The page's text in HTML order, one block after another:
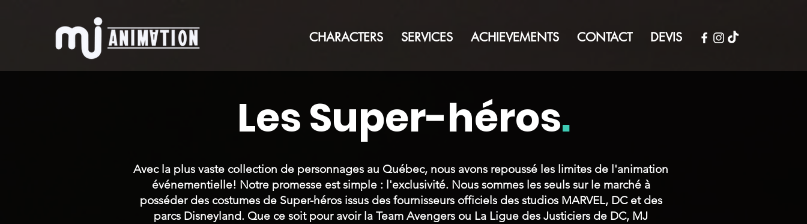
CHARACTERS SERVICES ACHIEVEMENTS CONTACT DEVIS
Les Super-héros.
Avec la plus vaste collection de personnages au Québec, nous avons repoussé les limites de l'animation
événementielle! Notre promesse est simple : l'exclusivité. Nous sommes les seuls sur le marché à
posséder des costumes de Super-héros issus des fournisseurs officiels des studios MARVEL, DC et des
parcs Disneyland. Que ce soit pour avoir la Team Avengers ou La Ligue des Justiciers de DC, MJ